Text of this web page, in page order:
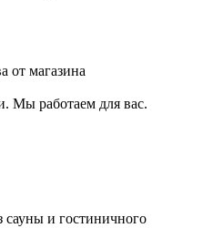
от магазина
Мы работаем для вас.
сауны и гостиничного